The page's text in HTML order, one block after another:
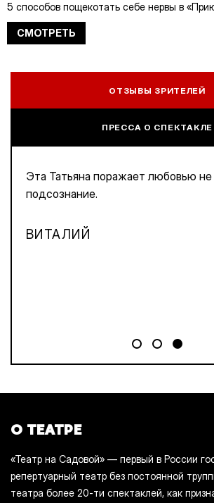
5 способов пощекотать себе нервы в
СМОТРЕТЬ
ОТЗЫВЫ ЗРИТЕЛЕЙ
ПРЕССА О СПЕКТАКЛЕ
Эта Татьяна поражает любовью
подсознание.
ВИТАЛИЙ
О ТЕАТРЕ
«Театр на Садовой» — первый в России
репертуарный театр без постоянной
театра более 20-ти спектаклей, как